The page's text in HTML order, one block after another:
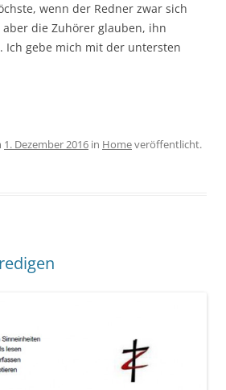
wenn der Redner zwar sich
die Zuhörer glauben, ihn
Ich gebe mich mit der untersten
1. Dezember 2016 in Homeveröffentlicht.